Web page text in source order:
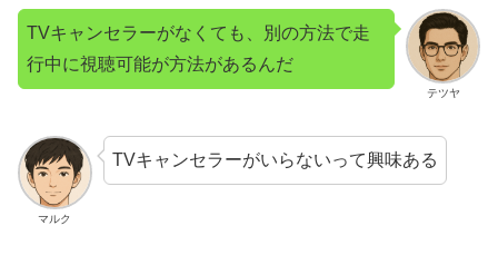
テツヤ
TVキャンセラーがなくても、別の方法で走
行中に視聴可能が方法があるんだ
マルク
TVキャンセラーがいらないって興味ある